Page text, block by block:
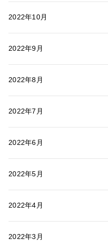
2022年10月
2022年9月
2022年8月
2022年7月
2022年6月
2022年5月
2022年4月
2022年3月